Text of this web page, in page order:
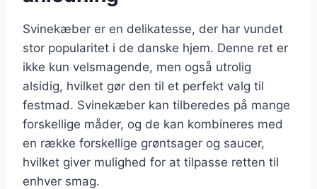
Svinekæber er en delikatesse, der har vundet
stor popularitet i de danske hjem. Denne ret er
ikke kun velsmagende, men også utrolig
alsidig, hvilket gør den til et perfekt valg til
festmad. Svinekæber kan tilberedes på mange
forskellige måder, og de kan kombineres med
en række forskellige grøntsager og saucer,
hvilket giver mulighed for at tilpasse retten til
enhver smag.